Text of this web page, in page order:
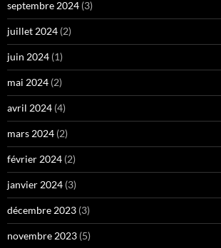
septembre 2024 (3)
juillet 2024 (2)
juin 2024 (1)
mai 2024 (2)
avril 2024 (4)
mars 2024 (2)
février 2024 (2)
janvier 2024 (3)
décembre 2023 (3)
novembre 2023 (5)